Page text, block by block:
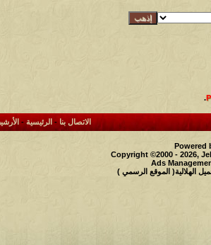
.
الاتصال بنا- الرئيسية-
Powered
Copyright ©2000 - 2026,
Ads
الهلالية( الموقع الرسمي )